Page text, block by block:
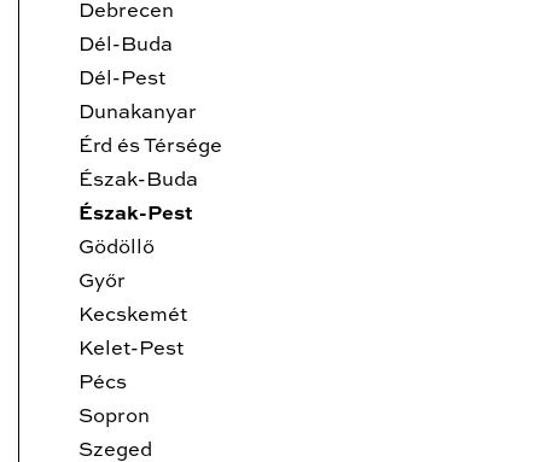
Debrecen
Dél-Buda
Dél-Pest
Dunakanyar
Érd és Térsége
Észak-Buda
Észak-Pest
Gödöllő
Győr
Kecskemét
Kelet-Pest
Pécs
Sopron
Szeged